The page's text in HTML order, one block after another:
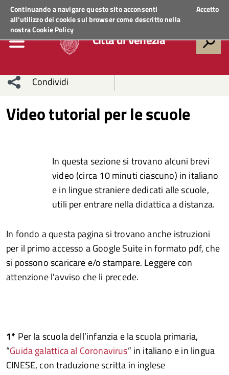
Continuando a navigare questo sito acconsenti
all'utilizzo dei cookie sul browser come descritto nella
nostraCookie Policy
Accetto
Regione VenetoACCEDI AI SERVIZI
Città di Venezia
Condividi
network
Condividi
Condividi
Facebook
su
Twitter
Condividi
su
Facebook
Condividi
su
Whatsapp
Video tutorial per le scuole
In questa sezione si trovano alcuni brevi
video (circa 10 minuti ciascuno) in italiano
e in lingue straniere dedicati alle scuole,
utili per entrare nella didattica a distanza.
In fondo a questa pagina si trovano anche istruzioni
per il primo accesso a Google Suite in formato pdf, che
si possono scaricare e/o stampare. Leggere con
attenzione l'avviso che li precede.
1* Per la scuola dell’infanzia e la scuola primaria,
“Guida galattica al Coronavirus” in italiano e in lingua
CINESE, con traduzione scritta in inglese